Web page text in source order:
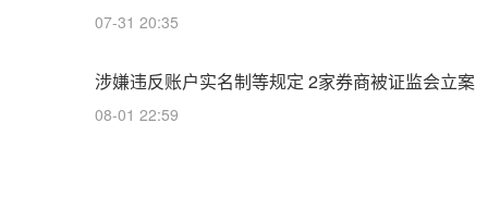
07-31 20:35
涉嫌违反账户实名制等规定 2家券商被证监会立案
08-01 22:59